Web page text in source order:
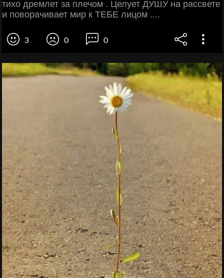
тихо дремлет за плечом . Целует ДУШУ на рассвете
и поворачивает мир к ТЕБЕ лицом ....
3 0 0